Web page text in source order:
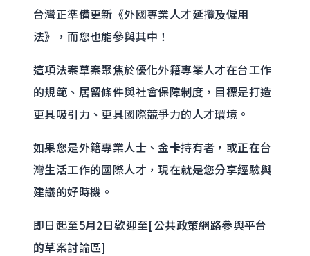
台灣正準備更新《外國專業人才延攬及僱用
法》，而您也能參與其中！
這項法案草案聚焦於優化外籍專業人才在台工作
的規範、居留條件與社會保障制度，目標是打造
更具吸引力、更具國際競爭力的人才環境。
如果您是外籍專業人士、金卡持有者，或正在台
灣生活工作的國際人才，現在就是您分享經驗與
建議的好時機。
即日起至5月2日歡迎至[公共政策網路參與平台
的草案討論區]